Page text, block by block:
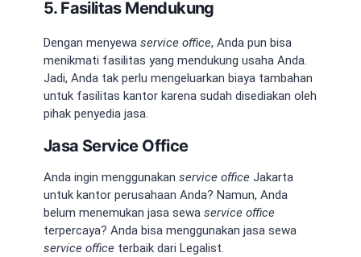
5. Fasilitas Mendukung
Dengan menyewa service office, Anda pun bisa
menikmati fasilitas yang mendukung usaha Anda.
Jadi, Anda tak perlu mengeluarkan biaya tambahan
untuk fasilitas kantor karena sudah disediakan oleh
pihak penyedia jasa.
Jasa Service Office
Anda ingin menggunakan service office Jakarta
untuk kantor perusahaan Anda? Namun, Anda
belum menemukan jasa sewa service office
terpercaya? Anda bisa menggunakan jasa sewa
service office terbaik dari Legalist.